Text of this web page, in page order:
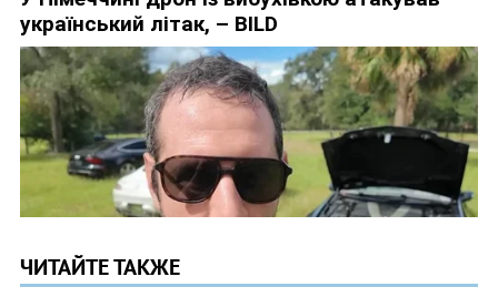
ЧИТАЙТЕ ТАКЖЕ